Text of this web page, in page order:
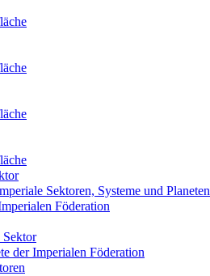
Sektoren, Systeme und Planeten
Föderation
der Imperialen Föderation